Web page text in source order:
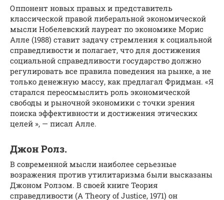
Оппонент новых правых и представитель
классической правой либеральной экономической
мысли Нобелевский лауреат по экономике Морис
Алле (1988) ставит задачу стремления к социальной
справедливости и полагает, что для достижения
социальной справедливости государство должно
регулировать все правила поведения на рынке, а не
только денежную массу, как предлагал Фридман. «Я
старался переосмыслить роль экономической
свободы и рыночной экономики с точки зрения
поиска эффективности и достижения этических
целей », — писал Алле.
Джон Ролз.
В современной мысли наиболее серьезные
возражения против утилитаризма были высказаны
Джоном Ролзом. В своей книге Теория
справедливости (A Theory of Justice, 1971) он